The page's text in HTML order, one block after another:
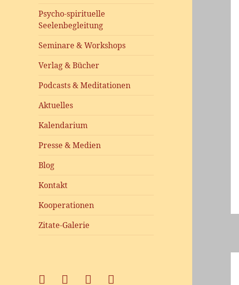
Psycho-spirituelle
Seelenbegleitung
Seminare & Workshops
Verlag & Bücher
Podcasts & Meditationen
Aktuelles
Kalendarium
Presse & Medien
Blog
Kontakt
Kooperationen
Zitate-Galerie
Facebook
xing Instagram
#2368